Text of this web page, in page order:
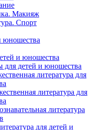
Макияж
Спорт
юношества
и юношества
детей и юношества
литература для
литература для
литература
для детей и